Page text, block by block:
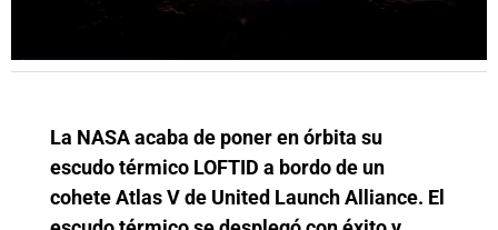
La NASA acaba de poner en órbita su
escudo térmico LOFTID a bordo de un
cohete Atlas V de United Launch Alliance. El